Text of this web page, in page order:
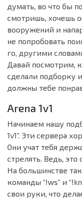
думать, во что бы
смотришь, хочешь
вооружений и
не попробовать
го, другими
Давай посмотрим,
сделали подборку
должны тебе
Arena 1v1
Начинаем нашу
1v1”. Эти сервера
Они учат тебя
стрелять. Ведь, это
На большинстве
команды “!ws” и
свои руки, что